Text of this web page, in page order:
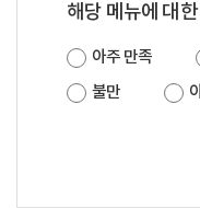
해당 메뉴에 대
아주 만족
불만